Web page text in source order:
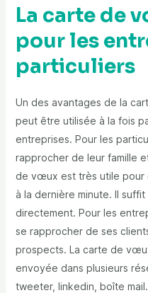
La carte de
pour les
particuliers
Un des avantages de la
peut être utilisée à la fois
entreprises. Pour les
rapprocher de leur famille
de vœux est très utile pour
à la dernière minute. Il
directement. Pour les
se rapprocher de ses
prospects. La carte de
envoyée dans plusieurs
tweeter, linkedin, boîte